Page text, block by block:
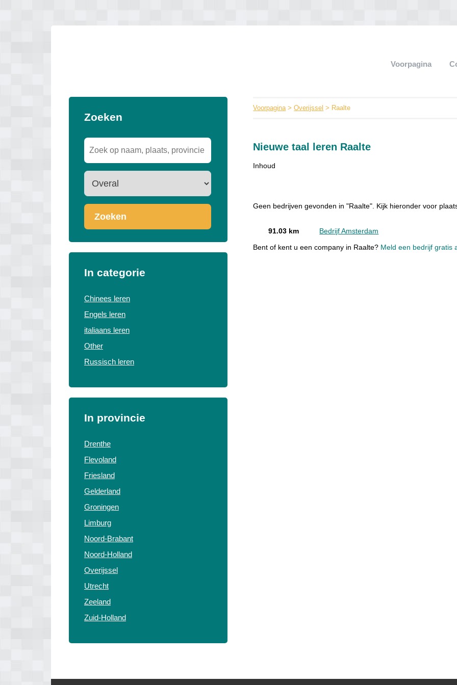
Voorpagina
Zoeken
Zoeken
In categorie
Chinees leren
Engels leren
italiaans leren
Other
Russisch leren
In provincie
Drenthe
Flevoland
Friesland
Gelderland
Groningen
Limburg
Noord-Brabant
Noord-Holland
Overijssel
Utrecht
Zeeland
Zuid-Holland
Voorpagina>Overijssel > Raalte
Nieuwe taal leren Raalte
Inhoud
Geen bedrijven gevonden in "Raalte". Kijk hieronder voor
91.03 km Bedrijf Amsterdam
Bent of kent u een company in Raalte? Meld een bedrijf gratis